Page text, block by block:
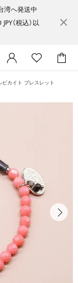
湾へ発送中
（税込）以
ビカイト ブレスレット